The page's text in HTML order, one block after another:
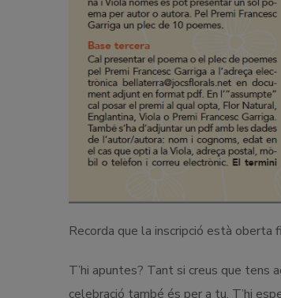
Recorda que la inscripció està oberta
T’hi apuntes? Tant si creus que
celebració també és per a tu. T’hi